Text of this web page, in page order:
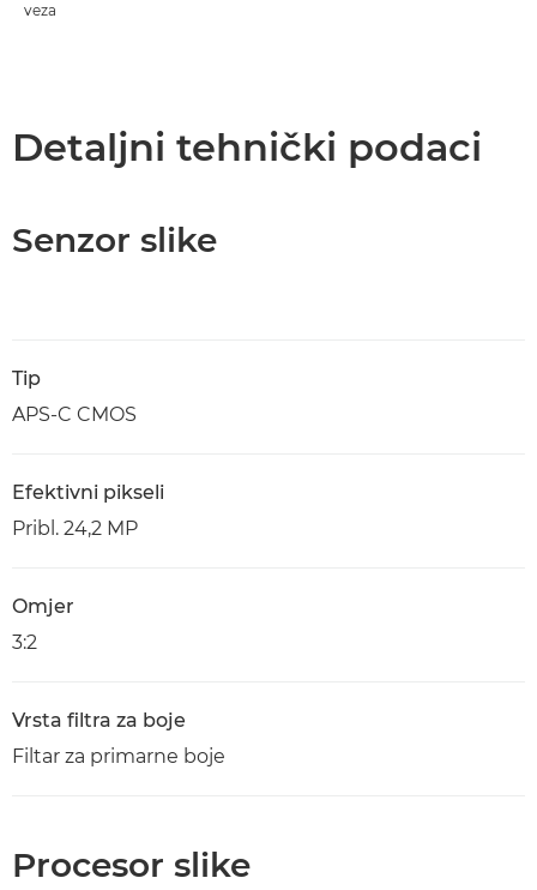
veza
Detaljni tehnički podaci
Senzor slike
Tip
APS-C CMOS
Efektivni pikseli
Pribl. 24,2 MP
Omjer
3:2
Vrsta filtra za boje
Filtar za primarne boje
Procesor slike